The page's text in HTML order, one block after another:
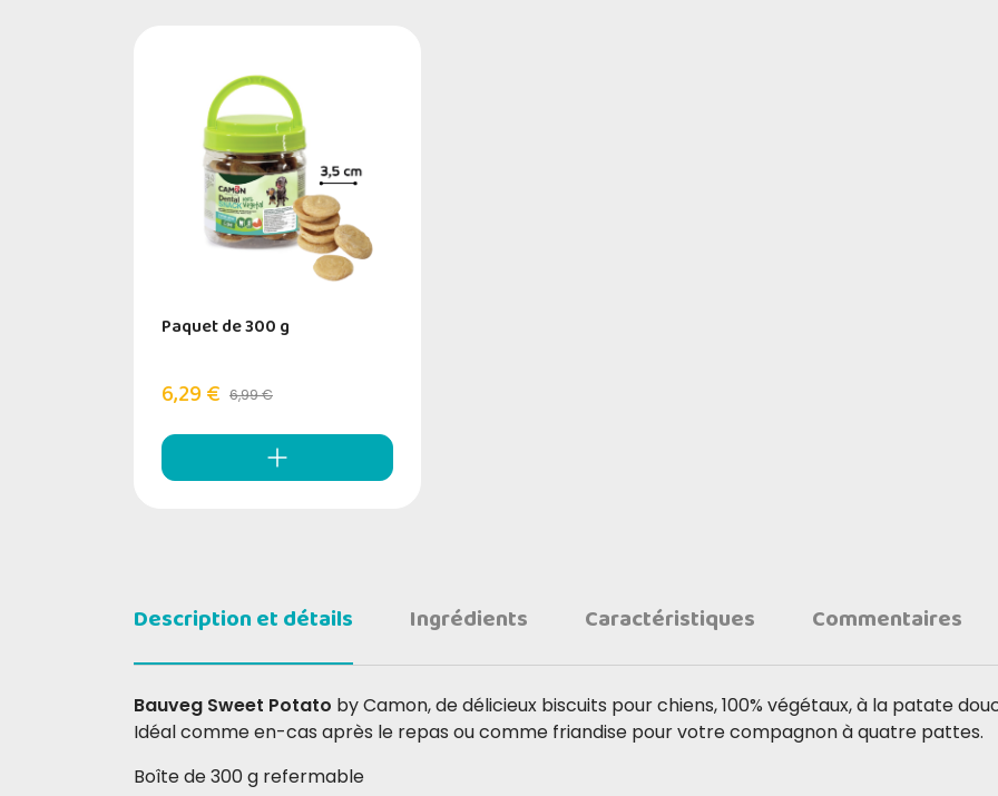
Paquet de 300 g
6,29 € 6,99 €
Description et détails Ingrédients Caractéristiques Commentaires
Bauveg Sweet Potato by Camon, de délicieux biscuits pour chiens, 100% végétaux, à la patate
Idéal comme en-cas après le repas ou comme friandise pour votre compagnon à quatre pattes.
Boîte de 300 g refermable